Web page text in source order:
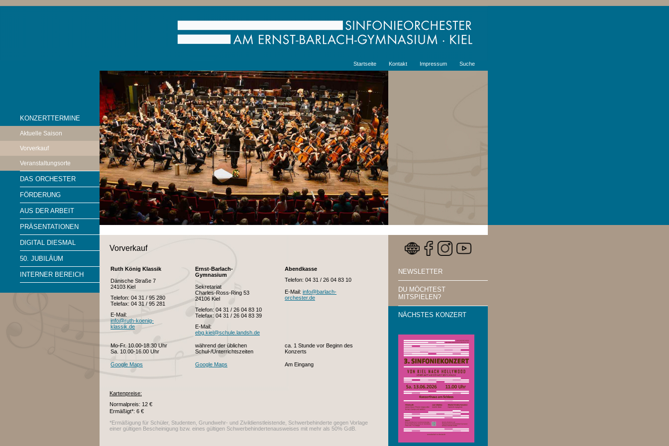
Startseite Kontakt Impressum Suche
KONZERTTERMINE
Aktuelle Saison
Vorverkauf
Veranstaltungsorte
DAS ORCHESTER
FÖRDERUNG
AUS DER ARBEIT
PRÄSENTATIONEN
DIGITAL DIESMAL
50. JUBILÄUM
INTERNER BEREICH
Vorverkauf
Ruth König Klassik
Dänische Straße 7
24103 Kiel
Telefon: 04 31 / 95 280
Telefax: 04 31 / 95 281
E-Mail:
info@ruth-koenig-
klassik.de
Ernst-Barlach-
Gymnasium
Sekretariat
Charles-Ross-Ring 53
24106 Kiel
Telefon: 04 31 / 26 04 83 10
Telefax: 04 31 / 26 04 83 39
E-Mail:
ebg.kiel@schule.landsh.de
Abendkasse
Telefon: 04 31 / 26 04 83 10
E-Mail: info@barlach-
orchester.de
Mo-Fr. 10.00-18.30 Uhr
Sa. 10.00-16.00 Uhr
während der üblichen
Schul-/Unterrichtszeiten
ca. 1 Stunde vor Beginn des
Konzerts
Google Maps Google Maps Am Eingang
Kartenpreise:
Normalpreis: 12 €
Ermäßigt*: 6 €
*Ermäßigung für Schüler, Studenten, Grundwehr- und Zivildienstleistende, Schwerbehinderte gegen Vorlage
einer gültigen Bescheinigung bzw. eines gültigen Schwerbehindertenausweises mit mehr als 50% GdB.
NEWSLETTER
DU MÖCHTEST
MITSPIELEN?
NÄCHSTES KONZERT